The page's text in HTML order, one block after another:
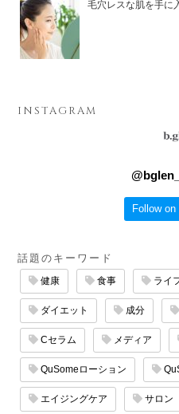
毛穴レスな肌を手に
INSTAGRAM
@
Follow
話題のキーワード
健康 食事 ライ
ダイエット 成分
Cセラム メディア
QuSomeローション
エイジングケア サロン